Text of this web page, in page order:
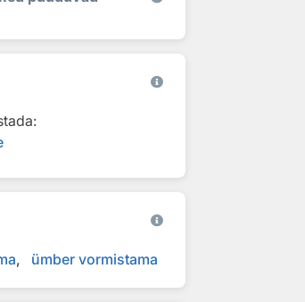
ümber vormistama